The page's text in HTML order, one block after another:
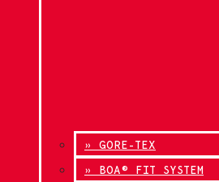
» GORE-TEX
» BOA® FIT SYSTEM